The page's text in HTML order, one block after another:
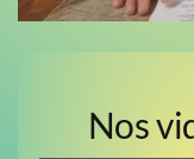
Nos